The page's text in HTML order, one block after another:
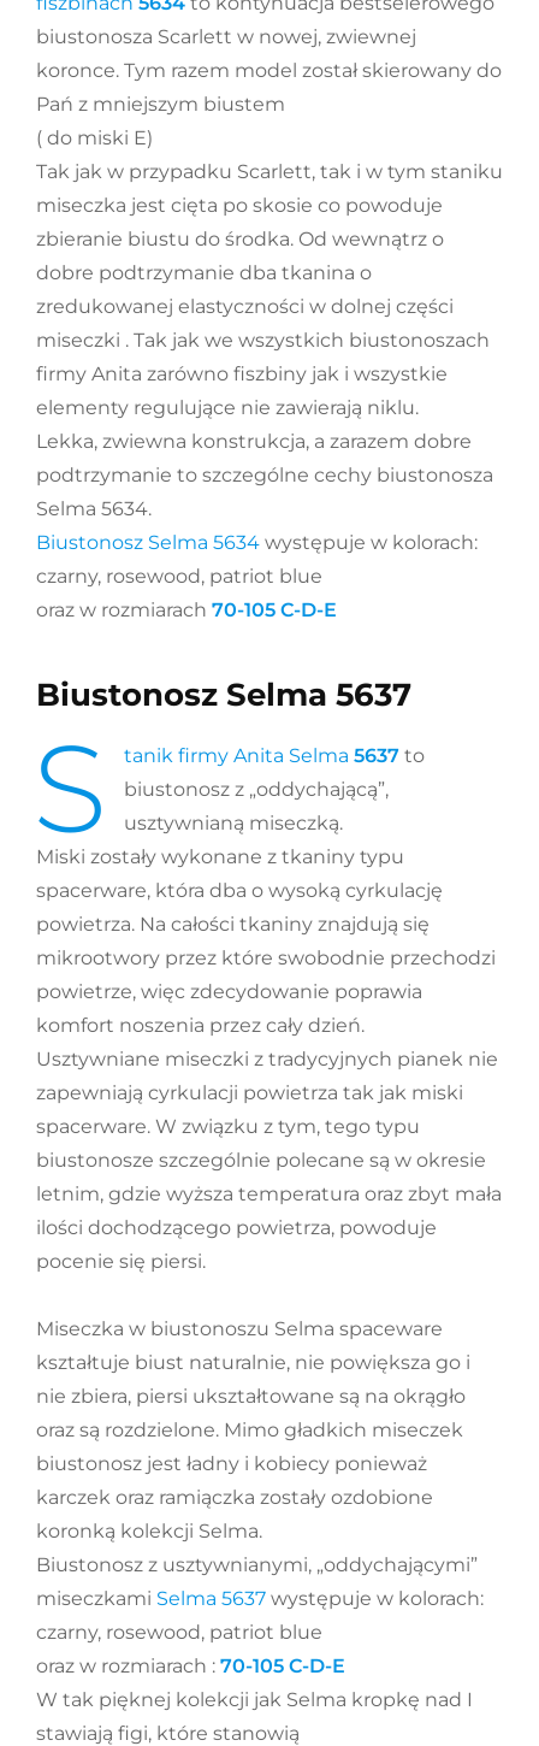
biustonosza Scarlett w nowej, zwiewnej
koronce. Tym razem model został skierowany do
Pań z mniejszym biustem
( do miski E)
Tak jak w przypadku Scarlett, tak i w tym staniku
miseczka jest cięta po skosie co powoduje
zbieranie biustu do środka. Od wewnątrz o
dobre podtrzymanie dba tkanina o
zredukowanej elastyczności w dolnej części
miseczki . Tak jak we wszystkich biustonoszach
firmy Anita zarówno fiszbiny jak i wszystkie
elementy regulujące nie zawierają niklu.
Lekka, zwiewna konstrukcja, a zarazem dobre
podtrzymanie to szczególne cechy biustonosza
Selma 5634.
Biustonosz Selma 5634 występuje w kolorach:
czarny, rosewood, patriot blue
oraz w rozmiarach 70-105 C-D-E
Biustonosz Selma 5637
S tanik firmy Anita Selma 5637 to
biustonosz z „oddychającą”,
usztywnianą miseczką.
Miski zostały wykonane z tkaniny typu
spacerware, która dba o wysoką cyrkulację
powietrza. Na całości tkaniny znajdują się
mikrootwory przez które swobodnie przechodzi
powietrze, więc zdecydowanie poprawia
komfort noszenia przez cały dzień.
Usztywniane miseczki z tradycyjnych pianek nie
zapewniają cyrkulacji powietrza tak jak miski
spacerware. W związku z tym, tego typu
biustonosze szczególnie polecane są w okresie
letnim, gdzie wyższa temperatura oraz zbyt mała
ilości dochodzącego powietrza, powoduje
pocenie się piersi.
Miseczka w biustonoszu Selma spaceware
kształtuje biust naturalnie, nie powiększa go i
nie zbiera, piersi ukształtowane są na okrągło
oraz są rozdzielone. Mimo gładkich miseczek
biustonosz jest ładny i kobiecy ponieważ
karczek oraz ramiączka zostały ozdobione
koronką kolekcji Selma.
Biustonosz z usztywnianymi, „oddychającymi”
miseczkami Selma 5637 występuje w kolorach:
czarny, rosewood, patriot blue
oraz w rozmiarach : 70-105 C-D-E
W tak pięknej kolekcji jak Selma kropkę nad I
stawiają figi, które stanowią